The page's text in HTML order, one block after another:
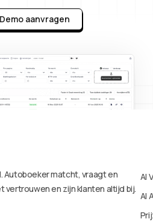
Demo aanvragen
Autoboeker matcht, vraagt en
vertrouwen en zijn klanten altijd bij.
AI
AI